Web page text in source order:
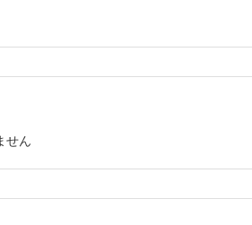
たくさんの人がいる外来の待合
高齢者だから恥ずかしくないわ
たい」と訴えているのに…
して，最期が近い終末期高齢者の望みに向
人に会えないまま亡くなるかもしれないの
れて療養の場が決定されていいの？
き取っているのに…
と全介助することが患者のためになるの？
せん